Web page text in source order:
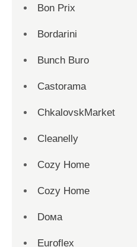
Bon Prix
Bordarini
Bunch Buro
Castorama
ChkalovskMarket
Cleanelly
Cozy Home
Cozy Home
Dома
Euroflex